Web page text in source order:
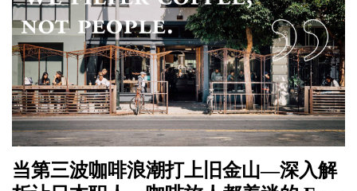
当第三波咖啡浪潮打上旧金山—深入解